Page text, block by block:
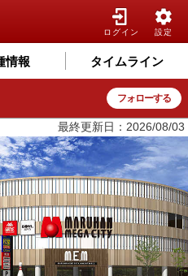
ログイン 設定
情報 タイムライン
フォローする
最終更新日：2026/08/03